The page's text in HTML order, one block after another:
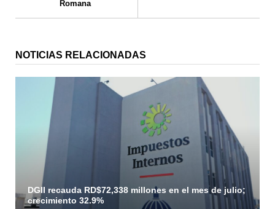
Romana
NOTICIAS RELACIONADAS
DGII recauda RD$72,338 millones en el mes de julio;
crecimiento 32.9%